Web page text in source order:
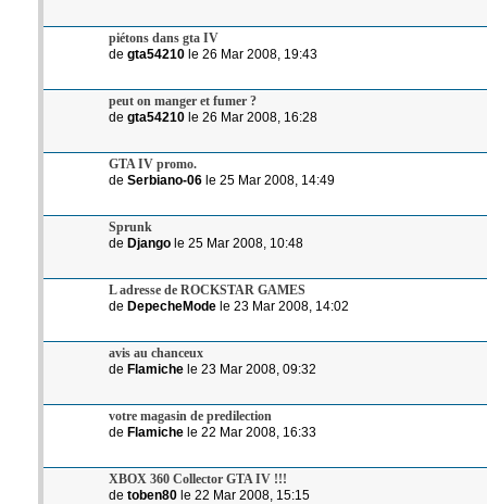
piétons dans gta IV
de gta54210le 26 Mar 2008, 19:43
peut on manger et fumer ?
de gta54210le 26 Mar 2008, 16:28
GTA IV promo.
de Serbiano-06le 25 Mar 2008, 14:49
Sprunk
de Djangole 25 Mar 2008, 10:48
L adresse de ROCKSTAR GAMES
de DepecheModele 23 Mar 2008, 14:02
avis au chanceux
de Flamichele 23 Mar 2008, 09:32
votre magasin de predilection
de Flamichele 22 Mar 2008, 16:33
XBOX 360 Collector GTA IV !!!
de toben80le 22 Mar 2008, 15:15